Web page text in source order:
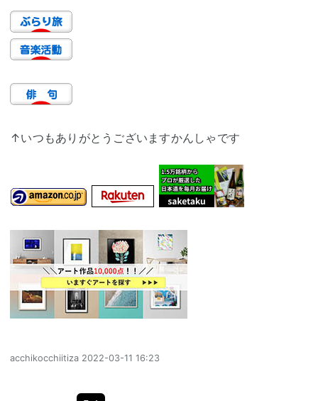
↑いつもありがとうございますかんしゃです
acchikocchiitiza 2022-03-11 16:23